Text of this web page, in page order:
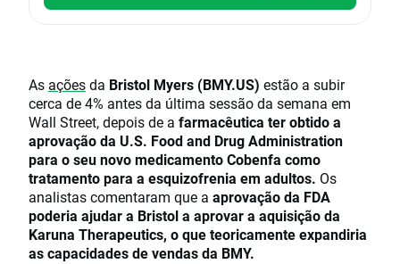
As açõesda Bristol Myers (BMY.US) estão a subir
cerca de 4% antes da última sessão da semana em
Wall Street, depois de a farmacêutica ter obtido a
aprovação da U.S. Food and Drug Administration
para o seu novo medicamento Cobenfa como
tratamento para a esquizofrenia em adultos. Os
analistas comentaram que a aprovação da FDA
poderia ajudar a Bristol a aprovar a aquisição da
Karuna Therapeutics, o que teoricamente expandiria
as capacidades de vendas da BMY.